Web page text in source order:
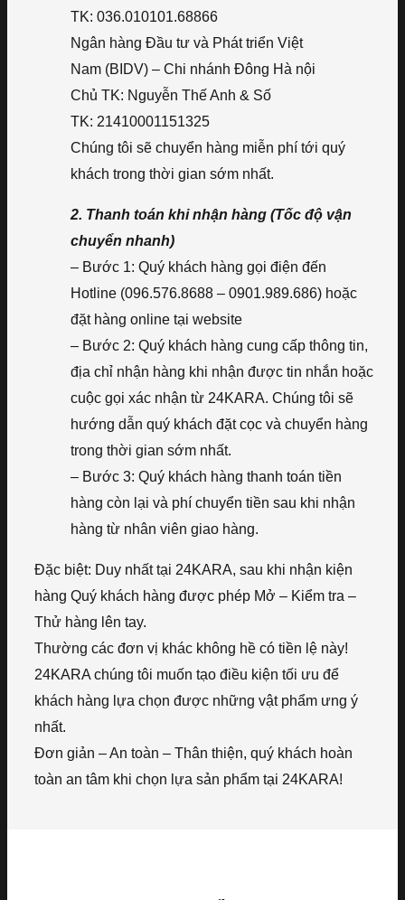
TK: 036.010101.68866
Ngân hàng Đầu tư và Phát triển Việt
Nam (BIDV) – Chi nhánh Đông Hà nội
Chủ TK: Nguyễn Thế Anh & Số
TK: 21410001151325
Chúng tôi sẽ chuyển hàng miễn phí tới quý
khách trong thời gian sớm nhất.
2. Thanh toán khi nhận hàng (Tốc độ vận
chuyển nhanh)
– Bước 1: Quý khách hàng gọi điện đến
Hotline (096.576.8688 – 0901.989.686) hoặc
đặt hàng online tại website
– Bước 2: Quý khách hàng cung cấp thông tin,
địa chỉ nhận hàng khi nhận được tin nhắn hoặc
cuộc gọi xác nhận từ 24KARA. Chúng tôi sẽ
hướng dẫn quý khách đặt cọc và chuyển hàng
trong thời gian sớm nhất.
– Bước 3: Quý khách hàng thanh toán tiền
hàng còn lại và phí chuyển tiền sau khi nhận
hàng từ nhân viên giao hàng.
Đặc biệt: Duy nhất tại 24KARA, sau khi nhận kiện
hàng Quý khách hàng được phép Mở – Kiểm tra –
Thử hàng lên tay.
Thường các đơn vị khác không hề có tiền lệ này!
24KARA chúng tôi muốn tạo điều kiện tối ưu để
khách hàng lựa chọn được những vật phẩm ưng ý
nhất.
Đơn giản – An toàn – Thân thiện, quý khách hoàn
toàn an tâm khi chọn lựa sản phẩm tại 24KARA!